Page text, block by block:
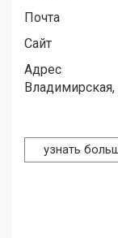
Почта
Сайт
Адрес
узнать